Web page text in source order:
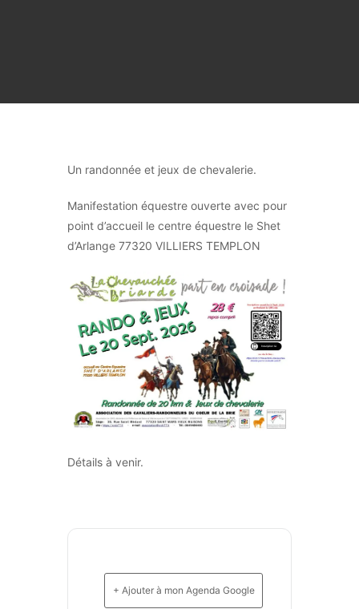
Un randonnée et jeux de chevalerie.
Manifestation équestre ouverte avec pour
point d’accueil le centre équestre le Shet
d’Arlange 77320 VILLIERS TEMPLON
Détails à venir.
+ Ajouter à mon Agenda Google